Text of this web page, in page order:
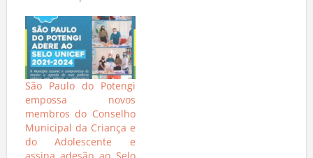
São Paulo do Potengi
empossa novos
membros do Conselho
Municipal da Criança e
do Adolescente e
assina adesão ao Selo